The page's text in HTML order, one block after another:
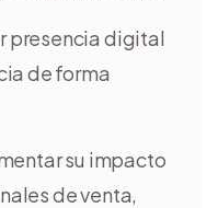
presencia digital
de forma
su impacto
de venta,